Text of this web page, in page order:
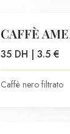
CAFFÈ
35 DH | 3.5 €
Caffè nero filtrato